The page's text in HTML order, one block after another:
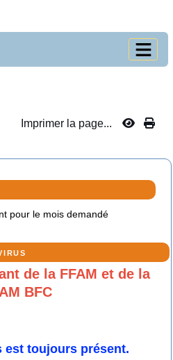
Imprimer la page...
pour le mois demandé
de la FFAM et de la
BFC
est toujours présent.